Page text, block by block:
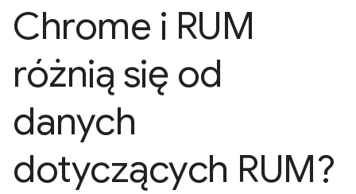
Chrome i RUM
różnią się od
danych
dotyczących RUM?